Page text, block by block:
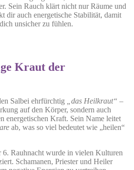
Sein Rauch klärt nicht nur Räume und
dir auch energetische Stabilität, damit
unsicher zu fühlen.
Kraut der
Salbei ehrfürchtig „das Heilkraut“ –
auf den Körper, sondern auch
energetischen Kraft. Sein Name leitet
ab, was so viel bedeutet wie „heilen“
6. Rauhnacht wurde in vielen Kulturen
Schamanen, Priester und Heiler